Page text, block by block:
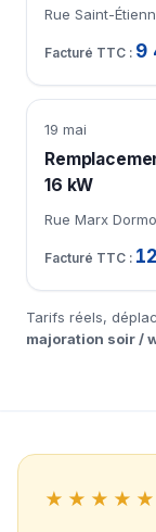
Rue Saint-
9
19 mai
16 kW
Rue Marx
Tarifs réels,
majoration soir /
★★★★★